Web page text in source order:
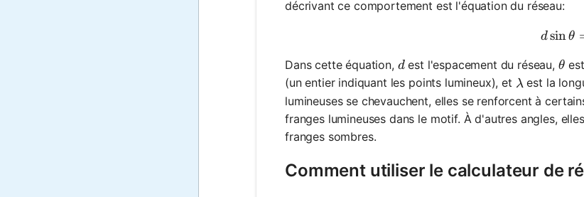
décrivant ce comportement est l'équation du réseau:
dsinθ
Dans cette équation, d
dest l'espacement du réseau, θ
(un entier indiquant les points lumineux), et \lambda
λ est la
lumineuses se chevauchent, elles se renforcent à
franges lumineuses dans le motif. À d'autres angles,
franges sombres.
Comment utiliser le calculateur de